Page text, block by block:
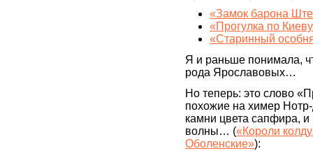
«Замок барона
«Прогулка по
«Старинный
Я и раньше понимала,
рода Ярославовых…
Но теперь: это слово
похожие на химер
камни цвета сапфира,
волны… («Короли
Оболенские»):